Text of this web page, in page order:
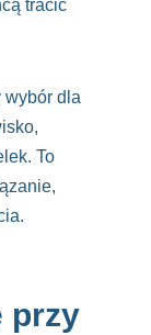
tracić
wybór dla
To
przy